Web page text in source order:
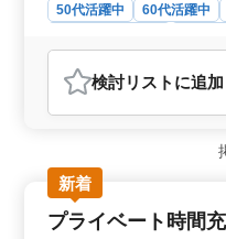
50代活躍中 60代活躍中
おすすめポイント
＜好条件＞ 年収350万
1,900円、週休2日制、
験者活躍中です。また、
用・労災・健康・厚生に
ます。 ＜働きやすさ
週2〜3日からの勤務が可
検討リスト に追加
新着
プライベート時間